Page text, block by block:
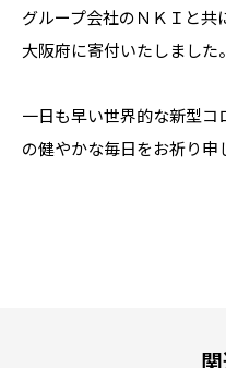
グループ会社のＮＫＩと共
大阪府に寄付いたしました。
一日も早い世界的な新型コ
の健やかな毎日をお祈り申